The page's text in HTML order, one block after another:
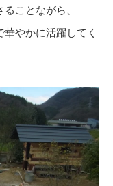
ことながら、
やかに活躍してく